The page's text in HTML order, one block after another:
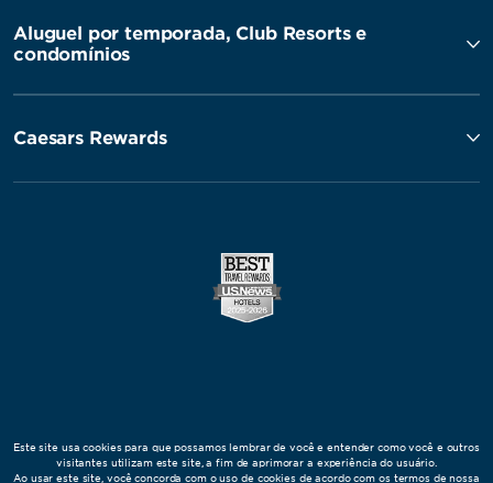
Aluguel por temporada, Club Resorts e
condomínios
Caesars Rewards
Este site usa cookies para que possamos lembrar de você e entender como você e outros
visitantes utilizam este site, a fim de aprimorar a experiência do usuário.
Ao usar este site, você concorda com o uso de cookies de acordo com os termos de nossa